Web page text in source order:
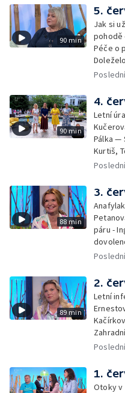
90 min
5.
Jak si
pohodě
Péče o
kousků
letní
Festival
noc
90 min
4.
Letní
Pálka —
Kurtiš,
Debbie
Jírová
léto -
88 min
3.
páru -
léto -
89 min
2.
Letní
jahody -
—
1.
Otoky v